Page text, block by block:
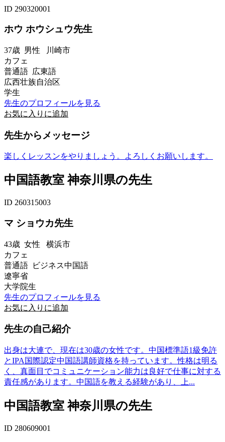
ID 290320001
ホウ ホウシュウ先生
37歳 男性 川崎市
カフェ
普通語 広東語
広西壮族自治区
学生
先生のプロフィールを見る
お気に入りに追加
先生からメッセージ
楽しくレッスンをやりましょう。よろしくお願いします。
中国語教室 神奈川県の先生
ID 260315003
マ ショウカ先生
43歳 女性 横浜市
カフェ
普通語 ビジネス中国語
遼寧省
大学院生
先生のプロフィールを見る
お気に入りに追加
先生の自己紹介
出身は大連で、現在は30歳の女性です。中国標準語1級免許
とIPA国際認定中国語講師資格を持っています。性格は明る
く、真面目でコミュニケーション能力は良好で仕事に対する
責任感があります。中国語を教える経験があり、上...
中国語教室 神奈川県の先生
ID 280609001